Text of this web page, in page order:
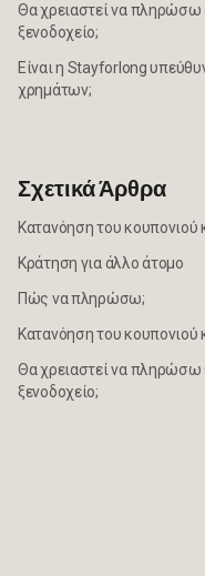
Θα χρειαστεί να πληρώσω
ξενοδοχείο;
Είναι η Stayforlong
χρημάτων;
Σχετικά Άρθρα
Κατανόηση του κουπονιού
Κράτηση για άλλο άτομο
Πώς να πληρώσω;
Κατανόηση του κουπονιού
Θα χρειαστεί να πληρώσω
ξενοδοχείο;